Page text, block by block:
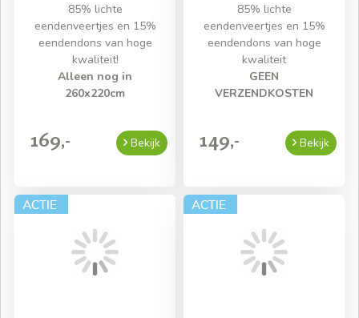
85% lichte
eendenveertjes en 15%
eendendons van hoge
kwaliteit!
Alleen nog in
260x220cm
169,- Bekijk
85% lichte
eendenveertjes en 15%
eendendons van hoge
kwaliteit
GEEN
VERZENDKOSTEN
149,- Bekijk